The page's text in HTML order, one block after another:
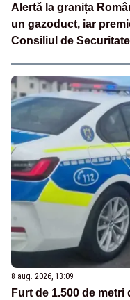
Alertă la granița
un gazoduct, iar
Consiliul de Securitate
8 aug. 2026, 13:09
Furt de 1.500 de